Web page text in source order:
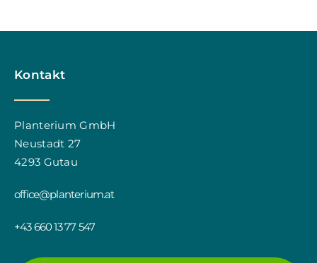
Kontakt
Planterium GmbH
Neustadt 27
4293 Gutau
office@planterium.at
+43 660 13 77 547